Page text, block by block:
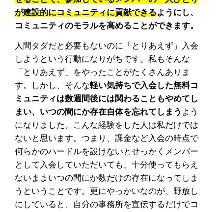
が建設的にコミュニティに貢献できるようにし、
コミュニティのモラルを高めることができます。
人間タダだと必要もないのに「とりあえず」入会
しようという行動になりがちです。私もそんな
「とりあえず」をやったことがたくさんありま
す。しかし、そんな軽い気持ちで入会した無料コ
ミュニティは数週間後には関わることもやめてし
まい、いつの間にか存在自体を忘れてしまう よう
になりました。こんな経験をした人は私だけでは
ないと思います。つまり、課金など入会の時点で
何らかのハードルを設けないとせっかくメンバー
として入会していただいても、十分使ってもらえ
ないままいつの間にか数だけの存在になってしま
うということです。更にやっかいなのが、野放し
にしていると、自分の事務所を宣伝するだけでコ